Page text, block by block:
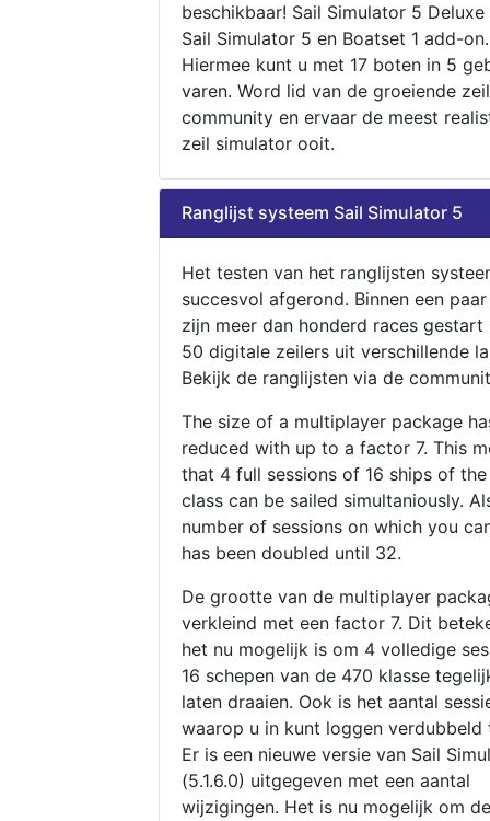
beschikbaar! Sail Simulator 5
Sail Simulator 5 en Boatset 1 add-on.
Hiermee kunt u met 17 boten in 5
varen. Word lid van de groeiende zeil
community en ervaar de meest
zeil simulator ooit.
Ranglijst systeem Sail Simulator 5
Het testen van het ranglijsten
succesvol afgerond. Binnen een
zijn meer dan honderd races gestart
50 digitale zeilers uit verschillende
Bekijk de ranglijsten via de
The size of a multiplayer package
reduced with up to a factor 7. This
that 4 full sessions of 16 ships of
class can be sailed simultaniously.
number of sessions on which you
has been doubled until 32.
De grootte van de multiplayer
verkleind met een factor 7. Dit
het nu mogelijk is om 4 volledige
16 schepen van de 470 klasse
laten draaien. Ook is het aantal
waarop u in kunt loggen verdubbeld
Er is een nieuwe versie van Sail
(5.1.6.0) uitgegeven met een aantal
wijzigingen. Het is nu mogelijk om de